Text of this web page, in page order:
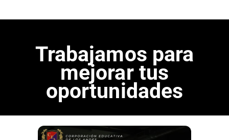
Trabajamos para
mejorar tus
oportunidades